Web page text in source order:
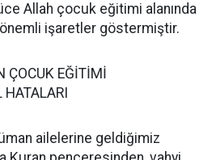
Allah çocuk eğitimi alanında
işaretler göstermiştir.
ÇOCUK EĞİTİMİ
ailelerine geldiğimiz